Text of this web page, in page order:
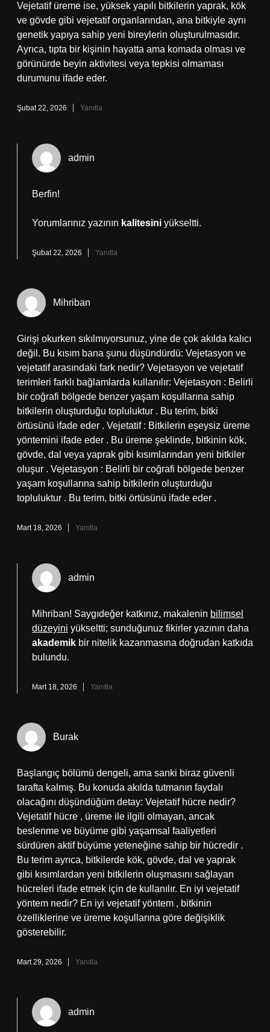
Vejetatif üreme ise, yüksek yapılı bitkilerin yaprak, kök
ve gövde gibi vejetatif organlarından, ana bitkiyle aynı
genetik yapıya sahip yeni bireylerin oluşturulmasıdır.
Ayrıca, tıpta bir kişinin hayatta ama komada olması ve
görünürde beyin aktivitesi veya tepkisi olmaması
durumunu ifade eder.
Şubat 22, 2026 Yanıtla
admin
Berfin!
Yorumlarınız yazının kalitesini yükseltti.
Şubat 22, 2026 Yanıtla
Mihriban
Girişi okurken sıkılmıyorsunuz, yine de çok akılda kalıcı
değil. Bu kısım bana şunu düşündürdü: Vejetasyon ve
vejetatif arasındaki fark nedir? Vejetasyon ve vejetatif
terimleri farklı bağlamlarda kullanılır: Vejetasyon : Belirli
bir coğrafi bölgede benzer yaşam koşullarına sahip
bitkilerin oluşturduğu topluluktur . Bu terim, bitki
örtüsünü ifade eder . Vejetatif : Bitkilerin eşeysiz üreme
yöntemini ifade eder . Bu üreme şeklinde, bitkinin kök,
gövde, dal veya yaprak gibi kısımlarından yeni bitkiler
oluşur . Vejetasyon : Belirli bir coğrafi bölgede benzer
yaşam koşullarına sahip bitkilerin oluşturduğu
topluluktur . Bu terim, bitki örtüsünü ifade eder .
Mart 18, 2026 Yanıtla
admin
Mihriban! Saygıdeğer katkınız, makalenin bilimsel
düzeyini yükseltti; sunduğunuz fikirler yazının daha
akademik bir nitelik kazanmasına doğrudan katkıda
bulundu.
Mart 18, 2026 Yanıtla
Burak
Başlangıç bölümü dengeli, ama sanki biraz güvenli
tarafta kalmış. Bu konuda akılda tutmanın faydalı
olacağını düşündüğüm detay: Vejetatif hücre nedir?
Vejetatif hücre , üreme ile ilgili olmayan, ancak
beslenme ve büyüme gibi yaşamsal faaliyetleri
sürdüren aktif büyüme yeteneğine sahip bir hücredir .
Bu terim ayrıca, bitkilerde kök, gövde, dal ve yaprak
gibi kısımlardan yeni bitkilerin oluşmasını sağlayan
hücreleri ifade etmek için de kullanılır. En iyi vejetatif
yöntem nedir? En iyi vejetatif yöntem , bitkinin
özelliklerine ve üreme koşullarına göre değişiklik
gösterebilir.
Mart 29, 2026 Yanıtla
admin